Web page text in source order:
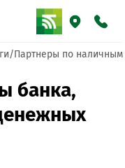
Партнеры по наличным
банка,